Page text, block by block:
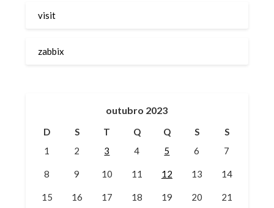
visit
zabbix
outubro 2023
D S T Q Q S
S
1
2 3 4 5 6 7
8 9 10 11 12 13 14
15 16 17 18 19 20 21